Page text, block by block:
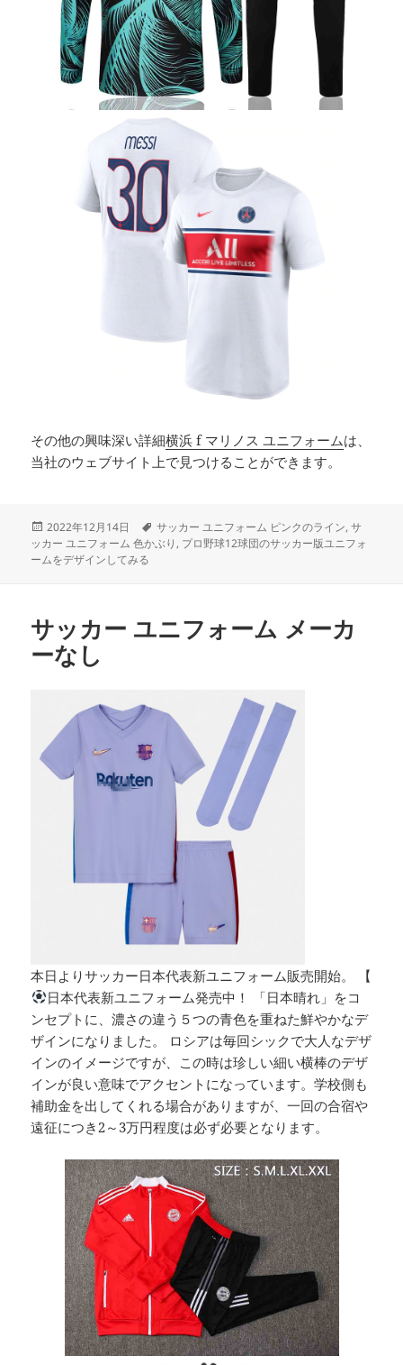
その他の興味深い詳細横浜 f マリノス ユニフォームは、
当社のウェブサイト上で見つけることができます。
投
稿
日:
2022年12月14日
タ
グ
サッカー ユニフォーム ピンクのライン,サ
ッカー ユニフォーム 色かぶり , プロ野球12球団のサッカー版ユニフォ
ームをデザインしてみる
サッカー ユニフォーム メーカ
ーなし
本日よりサッカー日本代表新ユニフォーム販売開始。 【
日本代表新ユニフォーム発売中！ 「日本晴れ」をコ
ンセプトに、濃さの違う５つの青色を重ねた鮮やかなデ
ザインになりました。 ロシアは毎回シックで大人なデザ
インのイメージですが、この時は珍しい細い横棒のデザ
インが良い意味でアクセントになっています。学校側も
補助金を出してくれる場合がありますが、一回の合宿や
遠征につき2～3万円程度は必ず必要となります。